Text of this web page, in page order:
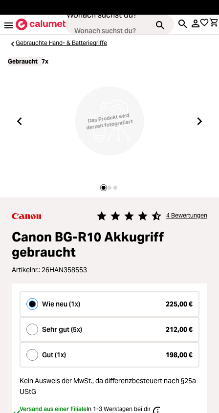
Wonach suchst du?
Loading...
Loading... Video & Drohnen
Loading...Zubehör
Loading...Licht & Studio
Loading...Bildbearbeitung
Loading...Ferngläser
Loading...Second Hand
Loading...SALE
Loading...
Gebrauchte Hand- & Batteriegriffe
Gebraucht 7x
Durchschnittliche Bewertung von
4 Bewertungen
Canon BG-R10 Akkugriff
gebraucht
Artikelnr.:26HAN358553
Wie neu (1x) 225,00 €
Sehr gut (5x) 212,00 €
Gut (1x) 198,00 €
Kein Ausweis der MwSt.,da differenzbesteuert nach §25a
UStG
Versand aus einer FilialeIn 1-3 Werktagen bei dir